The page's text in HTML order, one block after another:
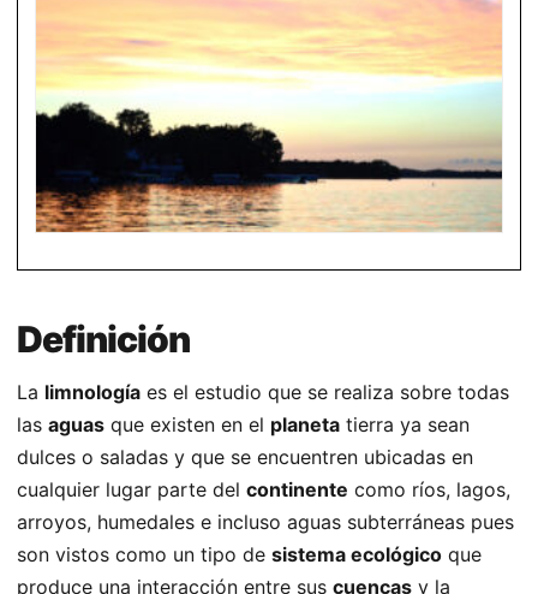
Definición
La limnología es el estudio que se realiza sobre todas
las aguas que existen en el planeta tierra ya sean
dulces o saladas y que se encuentren ubicadas en
cualquier lugar parte del continente como ríos, lagos,
arroyos, humedales e incluso aguas subterráneas pues
son vistos como un tipo de sistema ecológico que
produce una interacción entre sus cuencas y la